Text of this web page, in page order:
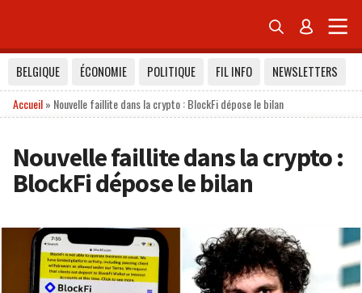
 
BELGIQUE ÉCONOMIE POLITIQUE FIL INFO
NEWSLETTERS
Accueil» Nouvelle faillite dans la crypto : BlockFi dépose le bilan
Nouvelle faillite dans la crypto :
BlockFi dépose le bilan